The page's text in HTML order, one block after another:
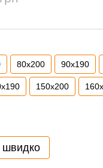
80x200 90x190
150x200
швидко